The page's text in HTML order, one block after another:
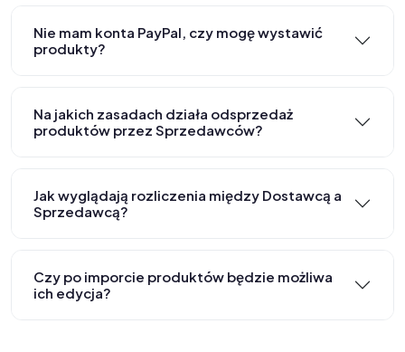
Nie mam konta PayPal, czy mogę wystawić
produkty?
Na jakich zasadach działa odsprzedaż
produktów przez Sprzedawców?
Jak wyglądają rozliczenia między Dostawcą a
Sprzedawcą?
Czy po imporcie produktów będzie możliwa
ich edycja?